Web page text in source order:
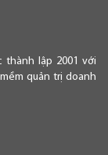
thành lập 2001 với
quản trị doanh